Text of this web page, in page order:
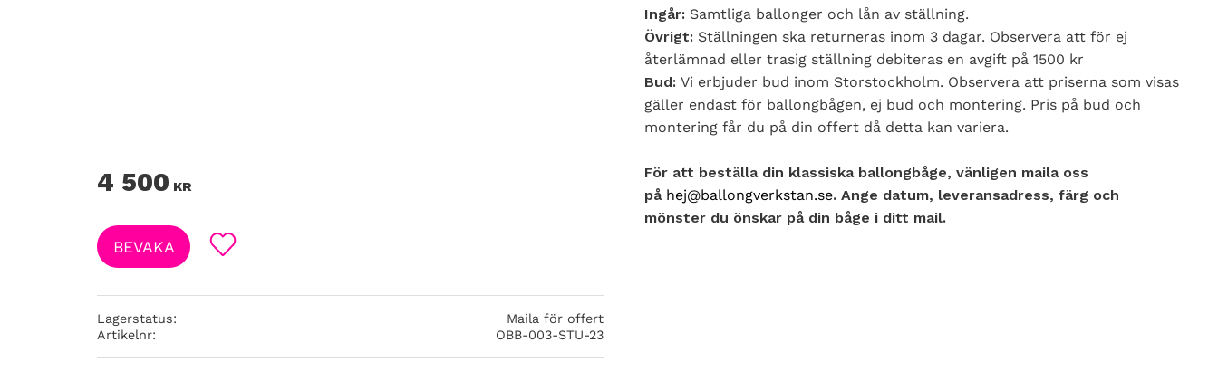
Ingår: Samtliga ballonger och lån av ställning.
Övrigt:Ställningen ska returneras inom 3 dagar. Observera att för ej
återlämnad eller trasig ställning debiteras en avgift på 1500 kr
Bud: Vi erbjuder bud inom Storstockholm. Observera att priserna som visas
gäller endast för ballongbågen, ej bud och montering. Pris på bud och
montering får du på din offert då detta kan variera.
För att beställa din klassiska ballongbåge, vänligen maila oss
på hej@ballongverkstan.se. Ange datum, leveransadress, färg och
mönster du önskar på din båge i ditt mail.
4 500 KR
Lägg till i favoriter
BEVAKA
Lagerstatus
Maila för offert
Artikelnr
OBB-003-STU-23